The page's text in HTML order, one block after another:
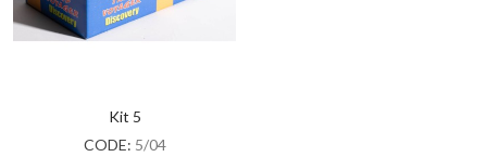
Kit 5
CODE: 5/04